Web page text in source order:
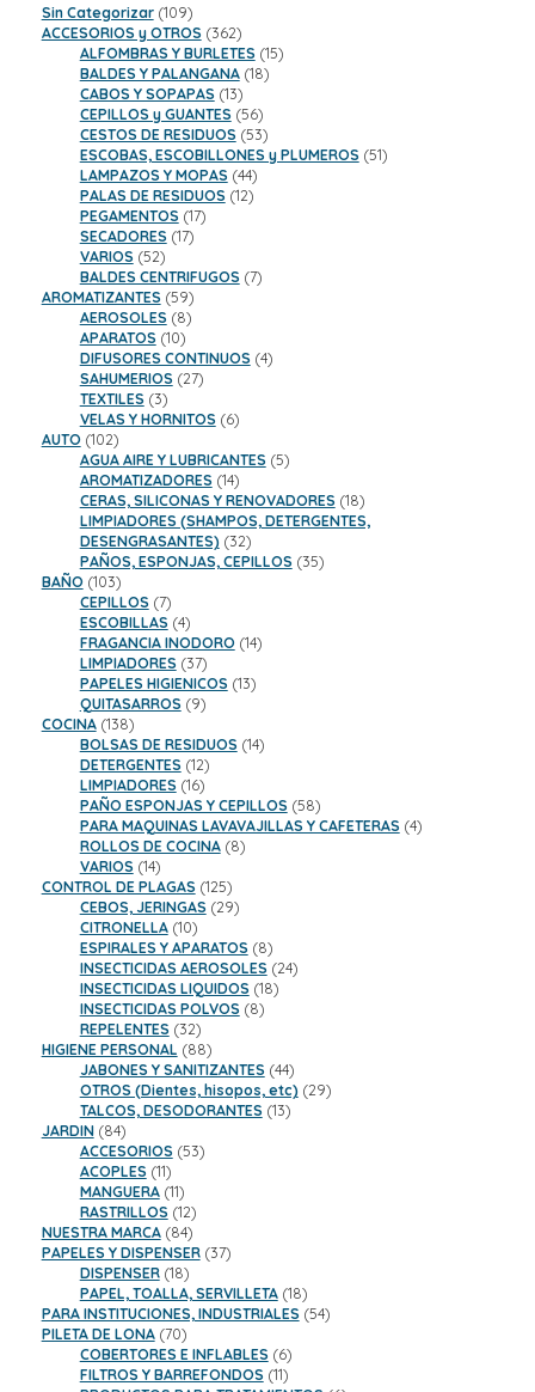
Sin Categorizar 109109
productos
ACCESORIOS y OTROS 362362
productos
ALFOMBRAS Y BURLETES 1515
BALDES Y PALANGANA 1818
CABOS Y SOPAPAS 1313
productos
CEPILLOS y GUANTES 5656
productos
CESTOS DE RESIDUOS 5353
productos
ESCOBAS, ESCOBILLONES y PLUMEROS 5151
LAMPAZOS Y MOPAS 4444
productos
PALAS DE RESIDUOS 1212
PEGAMENTOS 1717
SECADORES 1717
VARIOS 5252
productos
BALDES CENTRIFUGOS 77
AROMATIZANTES 5959
productos
AEROSOLES 88
productos
APARATOS 1010
productos
DIFUSORES CONTINUOS 44
SAHUMERIOS 2727
TEXTILES 33
productos
VELAS Y HORNITOS 66
AUTO 102102
productos
AGUA AIRE Y LUBRICANTES 55
AROMATIZADORES 1414
productos
CERAS, SILICONAS Y RENOVADORES 1818
productos
LIMPIADORES (SHAMPOS, DETERGENTES,
DESENGRASANTES) 3232
productos
PAÑOS, ESPONJAS, CEPILLOS 3535
BAÑO 103103
productos
CEPILLOS 77
productos
ESCOBILLAS 44
productos
FRAGANCIA INODORO 1414
LIMPIADORES 3737
productos
PAPELES HIGIENICOS 1313
QUITASARROS 99
COCINA 138138
productos
BOLSAS DE RESIDUOS 1414
DETERGENTES 1212
productos
LIMPIADORES 1616
productos
PAÑO ESPONJAS Y CEPILLOS 5858
productos
PARA MAQUINAS LAVAVAJILLAS Y CAFETERAS 44
ROLLOS DE COCINA 88
VARIOS 1414
productos
CONTROL DE PLAGAS 125125
productos
CEBOS, JERINGAS 2929
CITRONELLA 1010
productos
ESPIRALES Y APARATOS 88
productos
INSECTICIDAS AEROSOLES 2424
INSECTICIDAS LIQUIDOS 1818
INSECTICIDAS POLVOS 88
REPELENTES 3232
productos
HIGIENE PERSONAL 8888
productos
JABONES Y SANITIZANTES 4444
productos
OTROS (Dientes, hisopos, etc) 2929
TALCOS, DESODORANTES 1313
JARDIN 8484
productos
ACCESORIOS 5353
ACOPLES 1111
productos
MANGUERA 1111
productos
RASTRILLOS 1212
productos
NUESTRA MARCA 8484
productos
PAPELES Y DISPENSER 3737
DISPENSER 1818
productos
PAPEL, TOALLA, SERVILLETA 1818
productos
PARA INSTITUCIONES, INDUSTRIALES 5454
PILETA DE LONA 7070
productos
COBERTORES E INFLABLES 66
productos
FILTROS Y BARREFONDOS 1111